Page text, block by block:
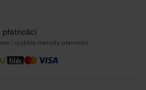
i szybkie metody płatności